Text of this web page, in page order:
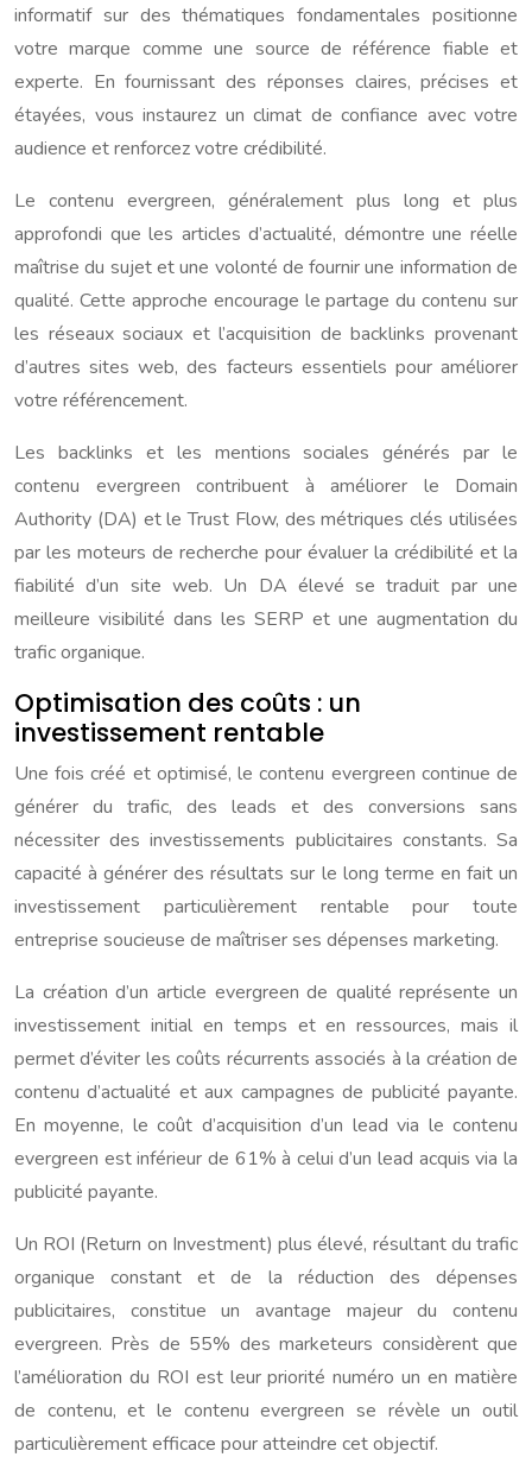
informatif sur des thématiques fondamentales positionne
votre marque comme une source de référence fiable et
experte. En fournissant des réponses claires, précises et
étayées, vous instaurez un climat de confiance avec votre
audience et renforcez votre crédibilité.
Le contenu evergreen, généralement plus long et plus
approfondi que les articles d’actualité, démontre une réelle
maîtrise du sujet et une volonté de fournir une information de
qualité. Cette approche encourage le partage du contenu sur
les réseaux sociaux et l’acquisition de backlinks provenant
d’autres sites web, des facteurs essentiels pour améliorer
votre référencement.
Les backlinks et les mentions sociales générés par le
contenu evergreen contribuent à améliorer le Domain
Authority (DA) et le Trust Flow, des métriques clés utilisées
par les moteurs de recherche pour évaluer la crédibilité et la
fiabilité d’un site web. Un DA élevé se traduit par une
meilleure visibilité dans les SERP et une augmentation du
trafic organique.
Optimisation des coûts : un
investissement rentable
Une fois créé et optimisé, le contenu evergreen continue de
générer du trafic, des leads et des conversions sans
nécessiter des investissements publicitaires constants. Sa
capacité à générer des résultats sur le long terme en fait un
investissement particulièrement rentable pour toute
entreprise soucieuse de maîtriser ses dépenses marketing.
La création d’un article evergreen de qualité représente un
investissement initial en temps et en ressources, mais il
permet d’éviter les coûts récurrents associés à la création de
contenu d’actualité et aux campagnes de publicité payante.
En moyenne, le coût d’acquisition d’un lead via le contenu
evergreen est inférieur de 61% à celui d’un lead acquis via la
publicité payante.
Un ROI (Return on Investment) plus élevé, résultant du trafic
organique constant et de la réduction des dépenses
publicitaires, constitue un avantage majeur du contenu
evergreen. Près de 55% des marketeurs considèrent que
l’amélioration du ROI est leur priorité numéro un en matière
de contenu, et le contenu evergreen se révèle un outil
particulièrement efficace pour atteindre cet objectif.